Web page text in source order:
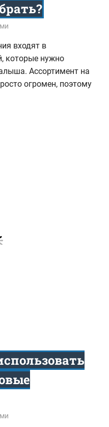
входят в
которые нужно
Ассортимент на
огромен, поэтому